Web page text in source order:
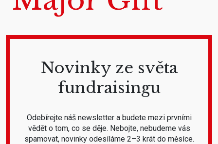
Novinky ze světa
fundraisingu
Odebírejte náš newsletter a budete mezi prvními
vědět o tom, co se děje. Nebojte, nebudeme vás
spamovat, novinky odesíláme 2–3 krát do měsíce.